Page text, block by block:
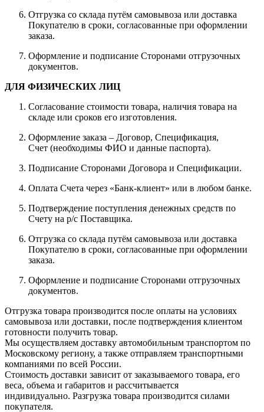
Отгрузка со склада путём самовывоза или доставка
Покупателю в сроки, согласованные при оформлении
заказа.
Оформление и подписание Сторонами отгрузочных
документов.
ДЛЯ ФИЗИЧЕСКИХ ЛИЦ
Согласование стоимости товара, наличия товара на
складе или сроков его изготовления.
Оформление заказа – Договор, Спецификация,
Счет (необходимы ФИО и данные паспорта).
Подписание Сторонами Договора и Спецификации.
Оплата Счета через «Банк-клиент» или в любом банке.
Подтверждение поступления денежных средств по
Счету на р/с Поставщика.
Отгрузка со склада путём самовывоза или доставка
Покупателю в сроки, согласованные при оформлении
заказа.
Оформление и подписание Сторонами отгрузочных
документов.
Отгрузка товара производится после оплаты на условиях
самовывоза или доставки, после подтверждения клиентом
готовности получить товар.
Мы осуществляем доставку автомобильным транспортом по
Московскому региону, а также отправляем транспортными
компаниями по всей России.
Стоимость доставки зависит от заказываемого товара, его
веса, объема и габаритов и рассчитывается
индивидуально. Разгрузка товара производится силами
покупателя.